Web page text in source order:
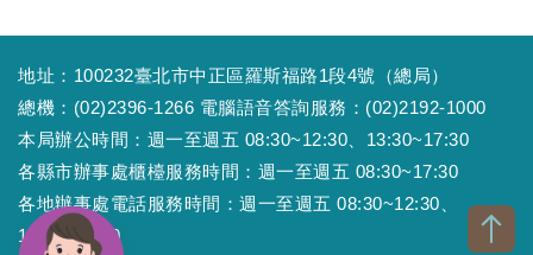
地址：100232臺北市中正區羅斯福路1段4號（總局）
總機：(02)2396-1266 電腦語音答詢服務：(02)2192-1000
本局辦公時間：週一至週五 08:30~12:30、13:30~17:30
各縣市辦事處櫃檯服務時間：週一至週五 08:30~17:30
各地辦事處電話服務時間：週一至週五 08:30~12:30、
13:30~17:30